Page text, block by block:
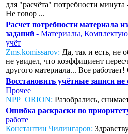
для "расчёта" потребности минута
Не говор ...
Расчет потребности материала
заданий - Материалы,
учёт
Zms.komissarov: Да, так и есть, не
не увидел, что коэффициент
другого материала... Все
Восстановить учётные записи не
Прочее
NPP_ORION: Разобрались,
Ошибка раскраски по
работе
Константин Чилингаров: